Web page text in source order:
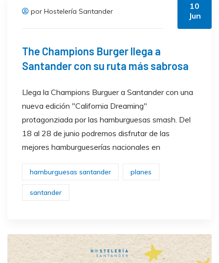
por Hostelería Santander
10
Jun
The Champions Burger llega a
Santander con su ruta más sabrosa
Llega la Champions Burguer a Santander con una
nueva edición "California Dreaming"
protagonziada por las hamburguesas smash. Del
18 al 28 de junio podremos disfrutar de las
mejores hamburgueserías nacionales en
hamburguesas santander planes
santander